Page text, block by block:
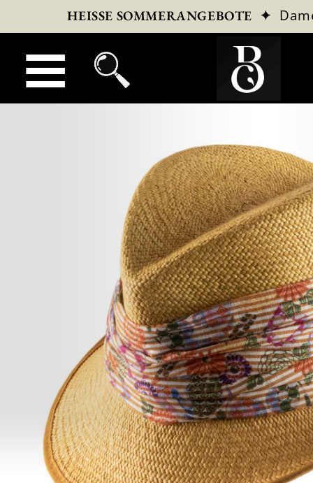
HEISSE SOMMERANGEBOTE ✦